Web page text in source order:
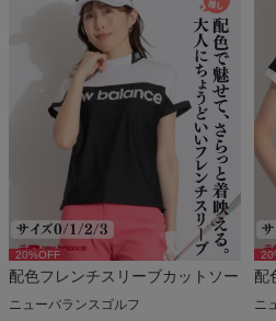
20%OFF
配色フレンチスリーブカットソー
ニューバランスゴルフ
20
配
ニ